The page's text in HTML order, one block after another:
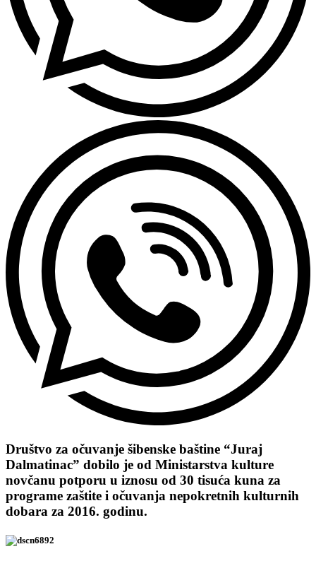
Društvo za očuvanje šibenske baštine “Juraj
Dalmatinac” dobilo je od Ministarstva kulture
novčanu potporu u iznosu od 30 tisuća kuna za
programe zaštite i očuvanja nepokretnih kulturnih
dobara za 2016. godinu.